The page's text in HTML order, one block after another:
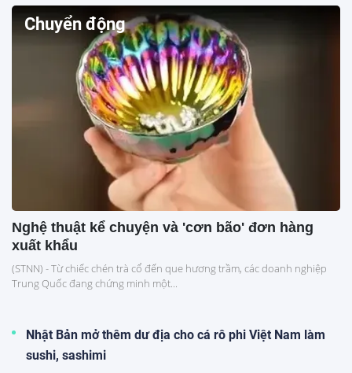
Chuyển động
Nghệ thuật kể chuyện và 'cơn bão' đơn hàng
xuất khẩu
(STNN) - Từ chiếc chén trà cổ đến que hương trầm, các doanh nghiệp
Trung Quốc đang chứng minh một...
Nhật Bản mở thêm dư địa cho cá rô phi Việt Nam làm
sushi, sashimi